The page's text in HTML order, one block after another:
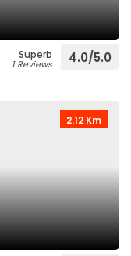
Superb
1 Reviews 4.0/5.0
2.12 Km